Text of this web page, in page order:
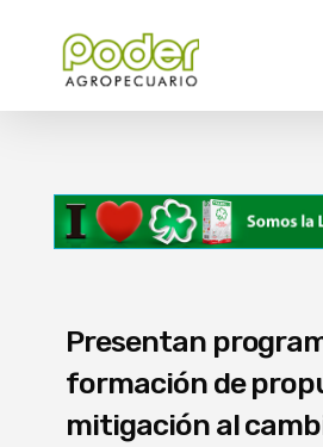
Presentan
formación de
mitigación al